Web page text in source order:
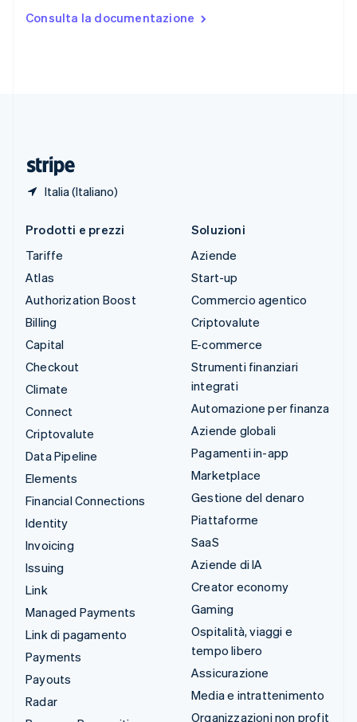
Consulta la documentazione
Italia (Italiano)
English Español简体中文
Prodotti e prezzi
Tariffe
Atlas
Authorization Boost
Billing
Capital
Checkout
Climate
Connect
Criptovalute
Data Pipeline
Elements
Financial Connections
Identity
Invoicing
Issuing
Link
Managed Payments
Link di pagamento
Payments
Payouts
Radar
Soluzioni
Aziende
Start-up
Commercio agentico
Criptovalute
E-commerce
Strumenti finanziari
integrati
Automazione per finanza
Aziende globali
Pagamenti in-app
Marketplace
Gestione del denaro
Piattaforme
SaaS
Aziende di IA
Creator economy
Gaming
Ospitalità, viaggi e
tempo libero
Assicurazione
Media e intrattenimento
Organizzazioni non profit